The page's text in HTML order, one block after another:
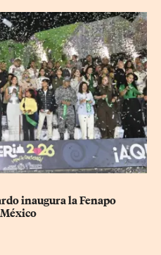
inaugura la Fenapo